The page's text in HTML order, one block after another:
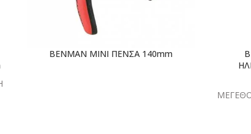
BENMAN ΜΙΝΙ ΠΕΝΣΑ 140mm